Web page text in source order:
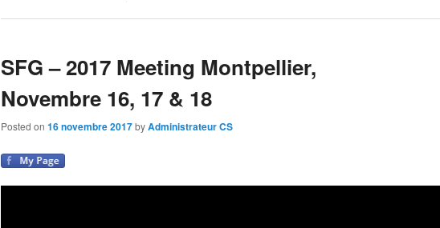
SFG – 2017 Meeting Montpellier,
Novembre 16, 17 & 18
Posted on 16 novembre 2017byAdministrateur CS